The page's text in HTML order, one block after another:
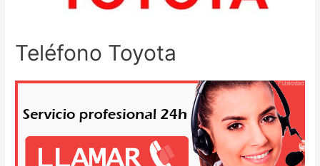
Teléfono Toyota